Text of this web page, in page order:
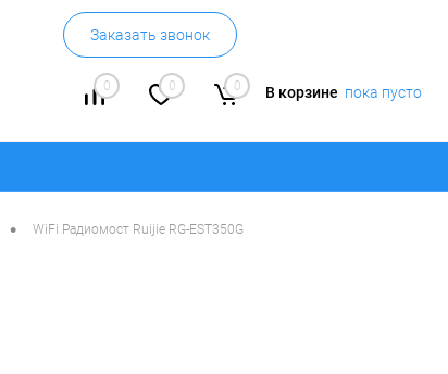
Заказать звонок
0 0 0 В корзине пока пусто
• WiFi Радиомост Ruijie RG-EST350G